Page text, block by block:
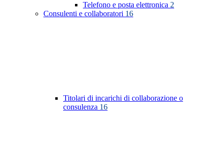
Telefono e posta elettronica 2
Consulenti e collaboratori 16
Titolari di incarichi di collaborazione o
consulenza 16